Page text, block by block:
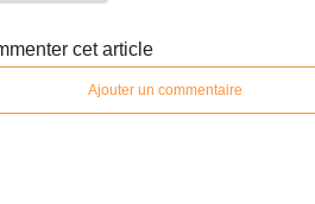
cet article
Ajouter un commentaire